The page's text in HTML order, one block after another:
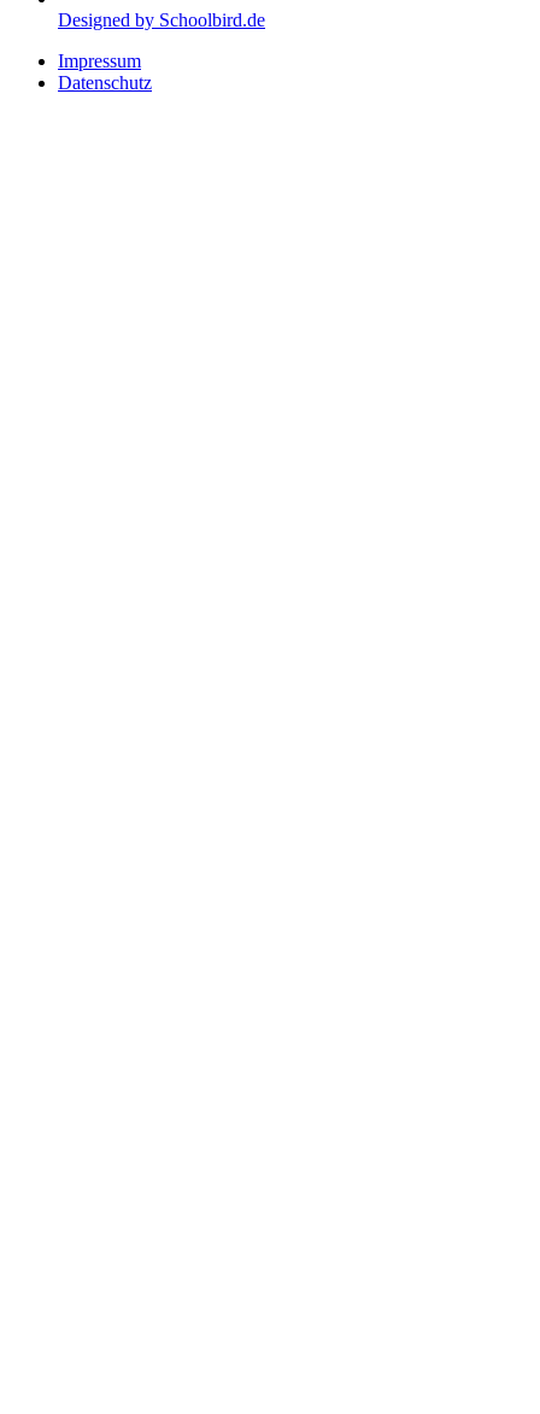
Designed by Schoolbird.de
Impressum
Datenschutz